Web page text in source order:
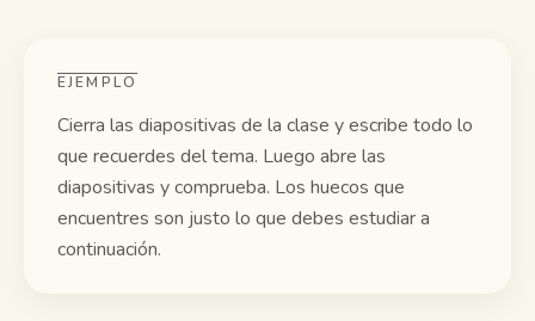
EJEMPLO
Cierra las diapositivas de la clase y escribe todo lo
que recuerdes del tema. Luego abre las
diapositivas y comprueba. Los huecos que
encuentres son justo lo que debes estudiar a
continuación.